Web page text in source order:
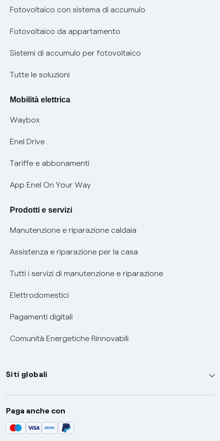
Diritto di ripensamento
Parental Control – Navigazione sicura
Informazioni precontrattuali prodotti e servizi
Condizioni generali di contratto prodotti e servizi
Informativa RAEE
Informativa Privacy AI
prescrizione
Remit
Certificazioni
Nuove regole europee per la protezione dei dati
Offerte Placet non vulnerabili
Offerta Tutela Vulnerabilità Gas
Mobilità Elettrica
Phishing e truffe online
Verifica chi ti ha chiamato
Agevolazione utenti con disabilità per offerte Fibra
Informativa RAEE
Fotovoltaico con sistema di accumulo
Fotovoltaico da appartamento
Sistemi di accumulo per fotovoltaico
Tutte le soluzioni
Mobilità elettrica
Waybox
Enel Drive
Tariffe e abbonamenti
App Enel On Your Way
Prodotti e servizi
Manutenzione e riparazione caldaia
Assistenza e riparazione per la casa
Tutti i servizi di manutenzione e riparazione
Elettrodomestici
Pagamenti digitali
Comunità Energetiche Rinnovabili
Siti globali
Enel Group
Enel Green Power
Global Trading
Paga anche con